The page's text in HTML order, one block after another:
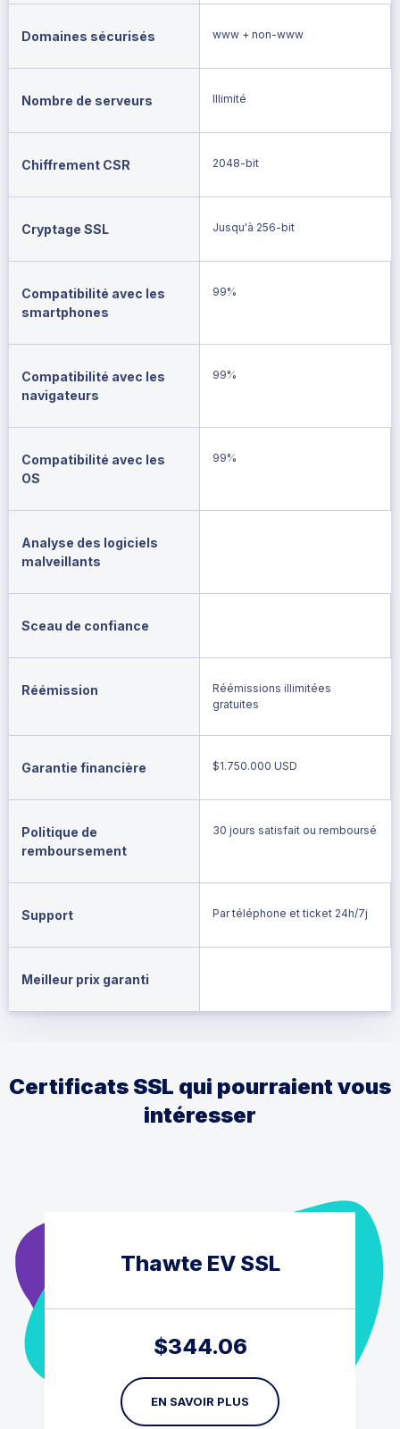
Domaines sécurisés www + non-www
Nombre de serveurs Illimité
Chiffrement CSR 2048-bit
Cryptage SSL Jusqu'à 256-bit
Compatibilité avec les
smartphones
99%
Compatibilité avec les
navigateurs
99%
Compatibilité avec les
OS
99%
Analyse des logiciels
malveillants
Sceau de confiance
Réémission
Réémissions illimitées
gratuites
Garantie financière $1.750.000 USD
Politique de
remboursement
30 jours satisfait ou remboursé
Support Par téléphone et ticket 24h/7j
Meilleur prix garanti
Certificats SSL qui pourraient vous
intéresser
Thawte EV SSL
$344.06
EN SAVOIR PLUS